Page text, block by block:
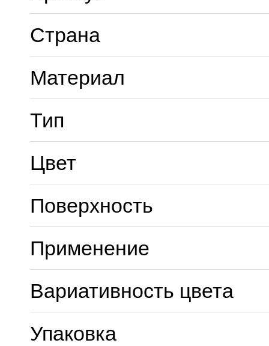
Страна
Материал
Тип
Цвет
Поверхность
Применение
Вариативность цвета
Упаковка